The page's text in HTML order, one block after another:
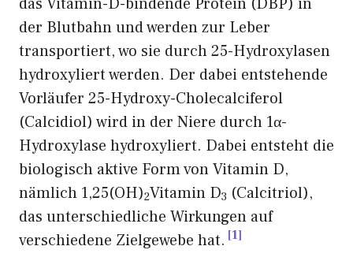
das Vitamin-D-bindende Protein (DBP) in
der Blutbahn und werden zur Leber
transportiert, wo sie durch 25-Hydroxylasen
hydroxyliert werden. Der dabei entstehende
Vorläufer 25-Hydroxy-Cholecalciferol
(Calcidiol) wird in der Niere durch 1α-
Hydroxylase hydroxyliert. Dabei entsteht die
biologisch aktive Form von Vitamin D,
nämlich 1,25(OH)2Vitamin D3 (Calcitriol),
das unterschiedliche Wirkungen auf
verschiedene Zielgewebe hat. 1